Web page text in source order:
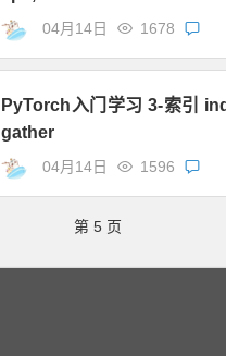
04月14日 1678
PyTorch入门学习 3-索引
gather
04月14日 1596
第 5页